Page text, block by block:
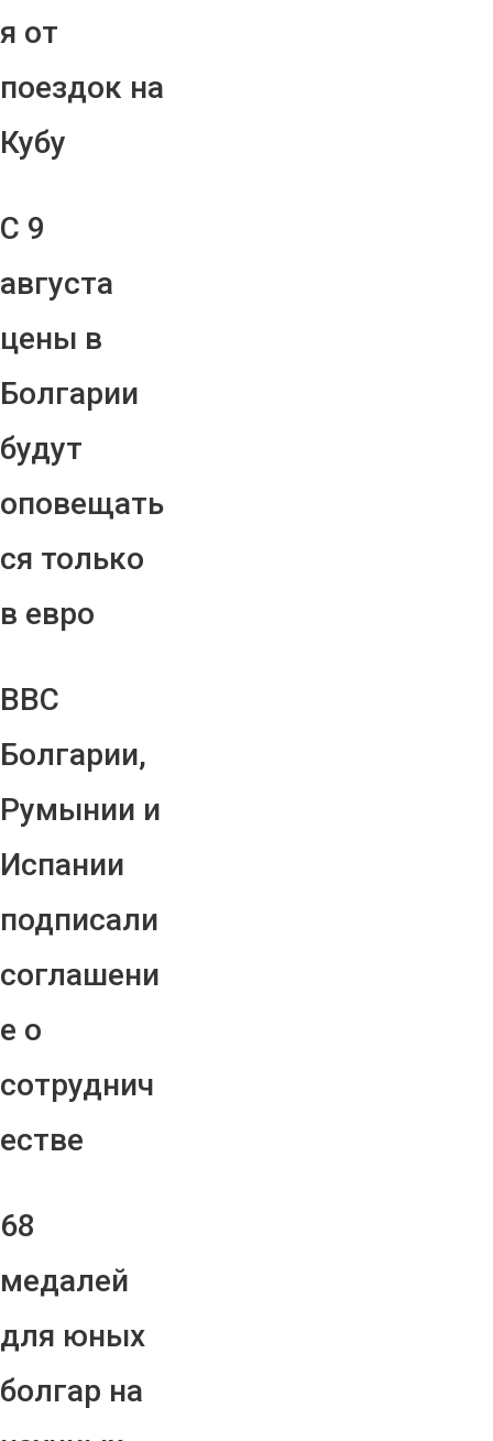
я от
поездок на
Кубу
С 9
августа
цены в
Болгарии
будут
оповещать
ся только
в евро
ВВС
Болгарии,
Румынии и
Испании
подписали
соглашени
е о
сотруднич
естве
68
медалей
для юных
болгар на